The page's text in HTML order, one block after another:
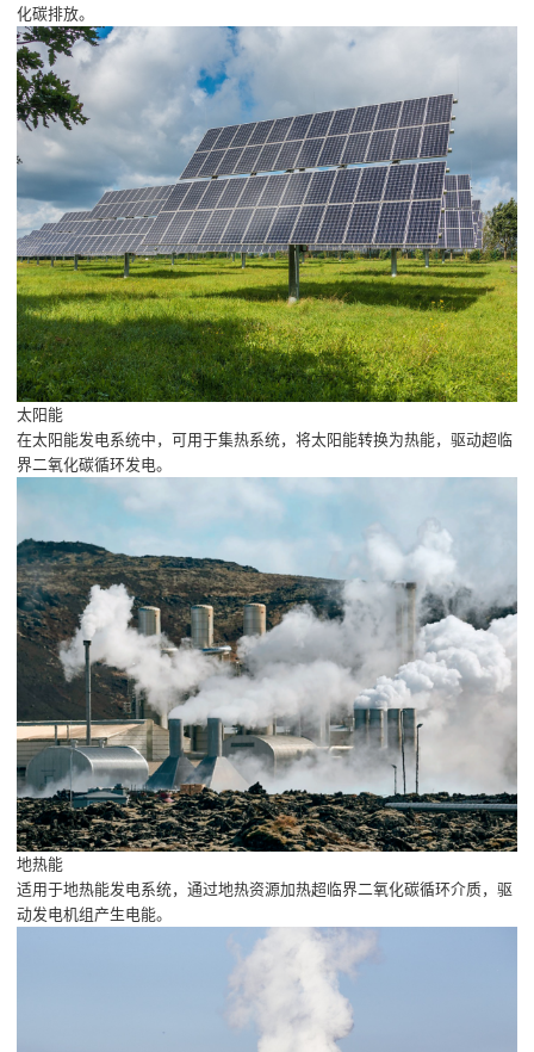
化碳排放。
太阳能
在太阳能发电系统中，可用于集热系统，将太阳能转换为热能，驱动超临
界二氧化碳循环发电。
地热能
适用于地热能发电系统，通过地热资源加热超临界二氧化碳循环介质，驱
动发电机组产生电能。